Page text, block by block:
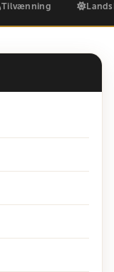
Tilvænning